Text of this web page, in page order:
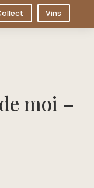
Vins
moi –